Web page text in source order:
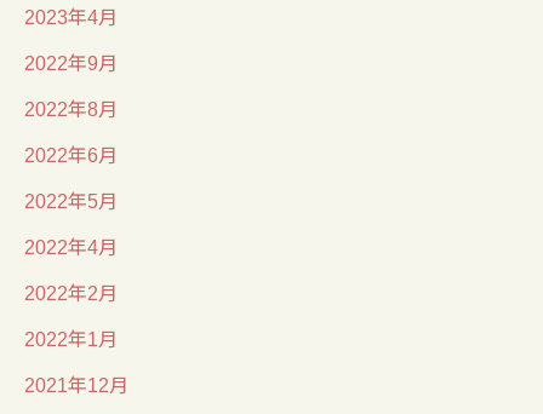
2023年4月
2022年9月
2022年8月
2022年6月
2022年5月
2022年4月
2022年2月
2022年1月
2021年12月